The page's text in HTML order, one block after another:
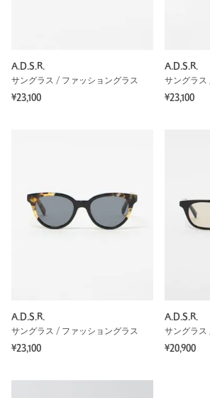
A.D.S.R.
サングラス / ファッショングラス
¥23,100
A.D.S.R.
サングラス
¥23,100
A.D.S.R.
サングラス / ファッショングラス
¥23,100
A.D.S.R.
サングラス
¥20,900